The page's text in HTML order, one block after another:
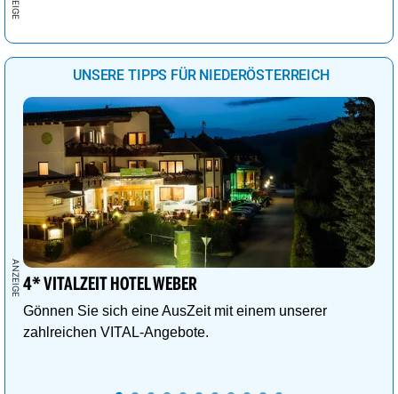
UNSERE TIPPS FÜR NIEDERÖSTERREICH
4* VITALZEIT HOTEL WEBER
Gönnen Sie sich eine AusZeit mit einem unserer
zahlreichen VITAL-Angebote.